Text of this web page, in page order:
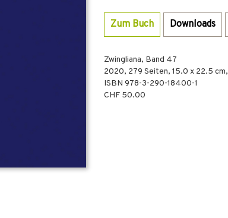
Zum Buch Downloads
Zwingliana, Band 47
2020, 279 Seiten, 15.0 x 22.5 cm,
ISBN 978-3-290-18400-1
CHF 50.00